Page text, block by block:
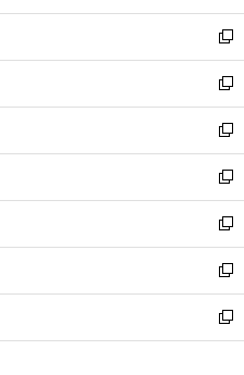
開
く
ン
ド
ウ
で
開
く
ウ
ィ
ン
ド
ウ
で
開
く
し
い
ウ
ィ
ン
ド
ウ
で
開
く
新
し
い
ウ
ィ
ン
ド
ウ
で
開
く
新
し
い
ウ
ィ
ン
ド
ウ
で
開
く
新
し
い
ウ
ィ
ン
ド
ウ
で
開
新
し
い
ウ
ィ
ン
ド
ウ
新
し
い
ウ
ィ
ン
新
し
い
ウ
新
し